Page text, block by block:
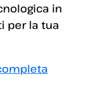
in
per la tua